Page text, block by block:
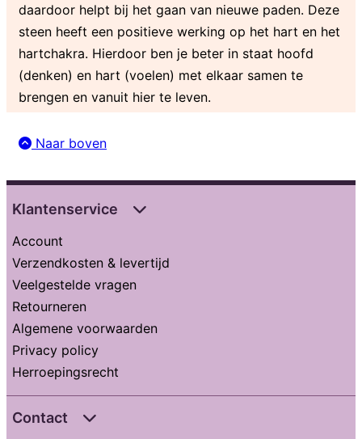
daardoor helpt bij het gaan van nieuwe paden. Deze
steen heeft een positieve werking op het hart en het
hartchakra. Hierdoor ben je beter in staat hoofd
(denken) en hart (voelen) met elkaar samen te
brengen en vanuit hier te leven.
Naar boven
Klantenservice
Account
Verzendkosten & levertijd
Veelgestelde vragen
Retourneren
Algemene voorwaarden
Privacy policy
Herroepingsrecht
Contact